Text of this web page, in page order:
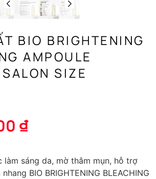
BIO BRIGHTENING
AMPOULE
SIZE
₫
làm sáng da, mờ thâm mụn, hỗ trợ
BIO BRIGHTENING BLEACHING